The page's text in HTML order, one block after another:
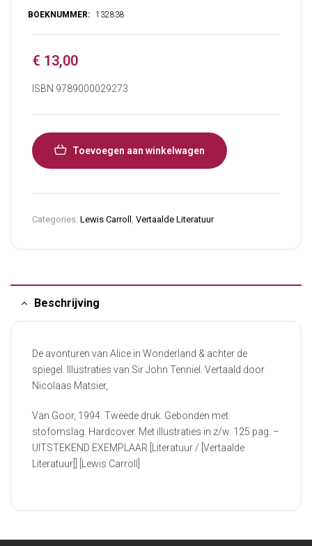
€ 13,00
ISBN 9789000029273
Toevoegen aan winkelwagen
Categories: Lewis Carroll , Vertaalde Literatuur
Beschrijving
De avonturen van Alice in Wonderland & achter de
spiegel. Illustraties van Sir John Tenniel. Vertaald door
Nicolaas Matsier,
Van Goor, 1994. Tweede druk. Gebonden met
stofomslag. Hardcover. Met illustraties in z/w. 125 pag. –
UITSTEKEND EXEMPLAAR [Literatuur / [Vertaalde
Literatuur]] [Lewis Carroll]